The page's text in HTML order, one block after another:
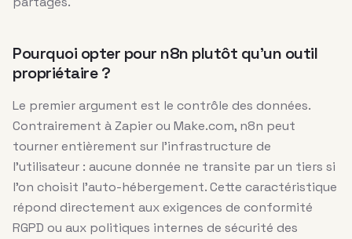
Pourquoi opter pour n8n plutôt qu’un outil
propriétaire ?
Le premier argument est le contrôle des données.
Contrairement à Zapier ou Make.com, n8n peut
tourner entièrement sur l’infrastructure de
l’utilisateur : aucune donnée ne transite par un tiers si
l’on choisit l’auto-hébergement. Cette caractéristique
répond directement aux exigences de conformité
RGPD ou aux politiques internes de sécurité des